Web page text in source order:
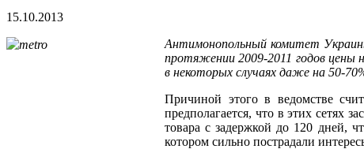
15.10.2013
Антимонопольный комитет
протяжении 2009-2011 годов цены
в некоторых случаях даже на 50-
Причиной этого в ведомстве
предполагается, что в этих сетях
товара с задержкой до 120 дней,
котором сильно пострадали